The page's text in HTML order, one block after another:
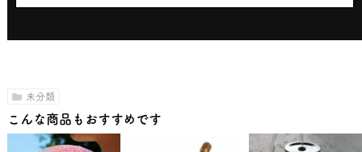
未分類
こんな商品もおすすめです